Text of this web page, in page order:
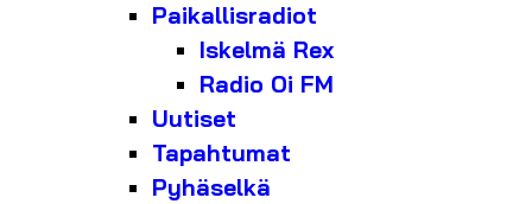
Paikallisradiot
Iskelmä Rex
Radio Oi FM
Uutiset
Tapahtumat
Pyhäselkä